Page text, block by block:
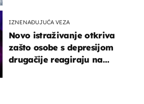
IZNENAĐUJUĆA VEZA
Novo istraživanje otkriva
zašto osobe s depresijom
drugačije reagiraju na